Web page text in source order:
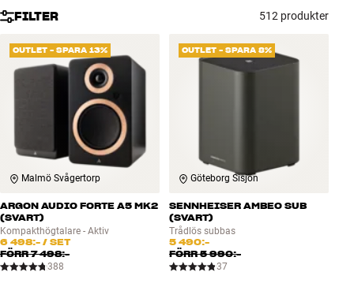
NYHETER
ERBJUDANDEN
Hitta Butik
Kundtjänst
Logga in
Bygg med ljud
Företag
FILTER 512 produkter
OUTLET - SPARA 13%
Malmö Svågertorp
ARGON AUDIO FORTE A5 MK2
(SVART)
Kompakthögtalare - Aktiv
6 498:- / SET
FÖRR7 498:-
388
OUTLET - SPARA 8%
Göteborg Sisjön
SENNHEISER AMBEO SUB
(SVART)
Trådlös subbas
5 490:-
FÖRR5 990:-
37